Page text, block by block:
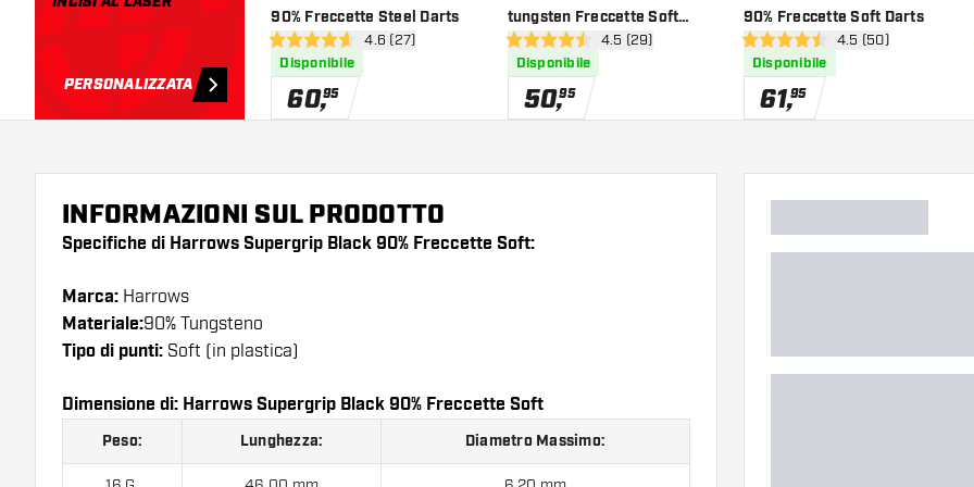
PERSONALIZZATA
90% Freccette Steel Darts
apri pannello recensioni
4.6 stelle di valutazione
4.6 (27)
Disponibile
60,95
tungsten Freccette Soft
Darts
apri pannello recensioni
4.5 stelle di valutazione
4.5 (29)
Disponibile
50,95
90% Freccette Soft Darts
apri pannello
4.5 stelle di valutazione
4.5 (50)
Disponibile
61,95
INFORMAZIONI SUL PRODOTTO
Specifiche di Harrows Supergrip Black 90% Freccette Soft:
Marca: Harrows
Materiale:90% Tungsteno
Tipo di punti: Soft (in plastica)
Dimensione di: Harrows Supergrip Black 90% Freccette Soft
Peso: Lunghezza: Diametro Massimo: